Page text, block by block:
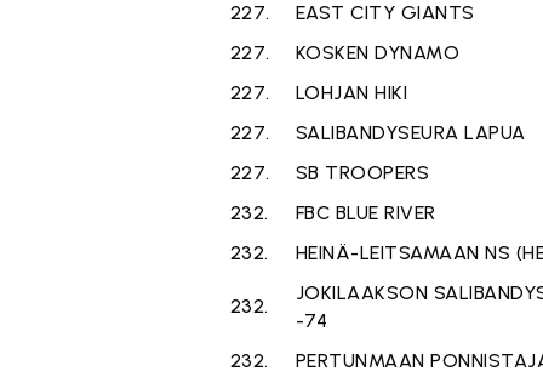
227.
EAST CITY GIANTS
227.
KOSKEN DYNAMO
227.
LOHJAN HIKI
227.
SALIBANDYSEURA LAPUA
227.
SB TROOPERS
232.
FBC BLUE RIVER
232.
HEINÄ-LEITSAMAAN NS
232.
JOKILAAKSON
-74
232.
PERTUNMAAN